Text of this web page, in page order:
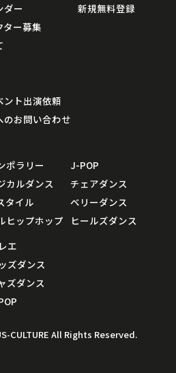
ダー
ター募集
ント出演依頼
のお問い合わせ
新規無料登録
ポラリー
カルダンス
タイル
ヒップホップ
J-POP
チェアダンス
ベリーダンス
ヒールズダンス
エ
ズダンス
ズダンス
CULTURE All Rights Reserved.